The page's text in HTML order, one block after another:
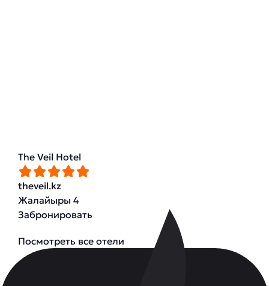
The Veil Hotel
theveil.kz
Жалайыры 4
Забронировать
Посмотреть все отели